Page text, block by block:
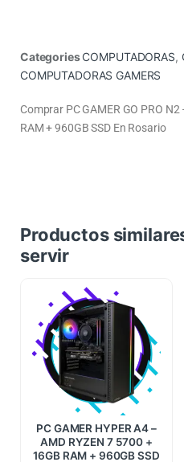
CategoriesCOMPUTADORAS,
COMPUTADORAS GAMERS
Comprar PC GAMER GO PRO
RAM + 960GB SSD En Rosario
Productos
servir
PC GAMER HYPER A4 –
AMD RYZEN 7 5700 +
16GB RAM + 960GB SSD